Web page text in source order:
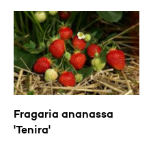
Fragaria ananassa
'Tenira'